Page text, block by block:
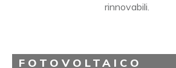
rinnovabili.
FOTOVOLTAICO